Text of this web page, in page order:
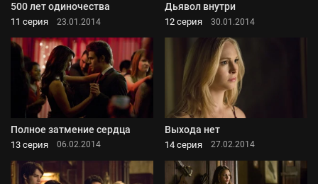
500 лет одиночества
11 серия 23.01.2014
Дьявол внутри
12 серия 30.01.2014
Полное затмение сердца
13 серия 06.02.2014
Выхода нет
14 серия 27.02.2014